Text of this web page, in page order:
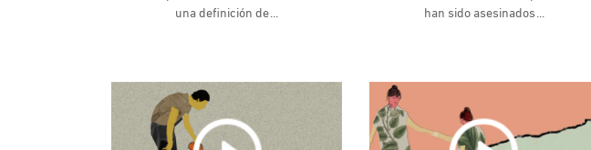
una definición de
han sido asesinados